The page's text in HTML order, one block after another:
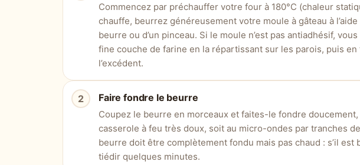
Commencez par préchauffer votre four à 180°C (chaleur
chauffe, beurrez généreusement votre moule à gâteau à l’aide
beurre ou d’un pinceau. Si le moule n’est pas antiadhésif,
fine couche de farine en la répartissant sur les parois, puis
l’excédent.
Faire fondre le beurre
Coupez le beurre en morceaux et faites-le fondre
casserole à feu très doux, soit au micro-ondes par tranches
beurre doit être complètement fondu mais pas chaud : s’il est
tiédir quelques minutes.